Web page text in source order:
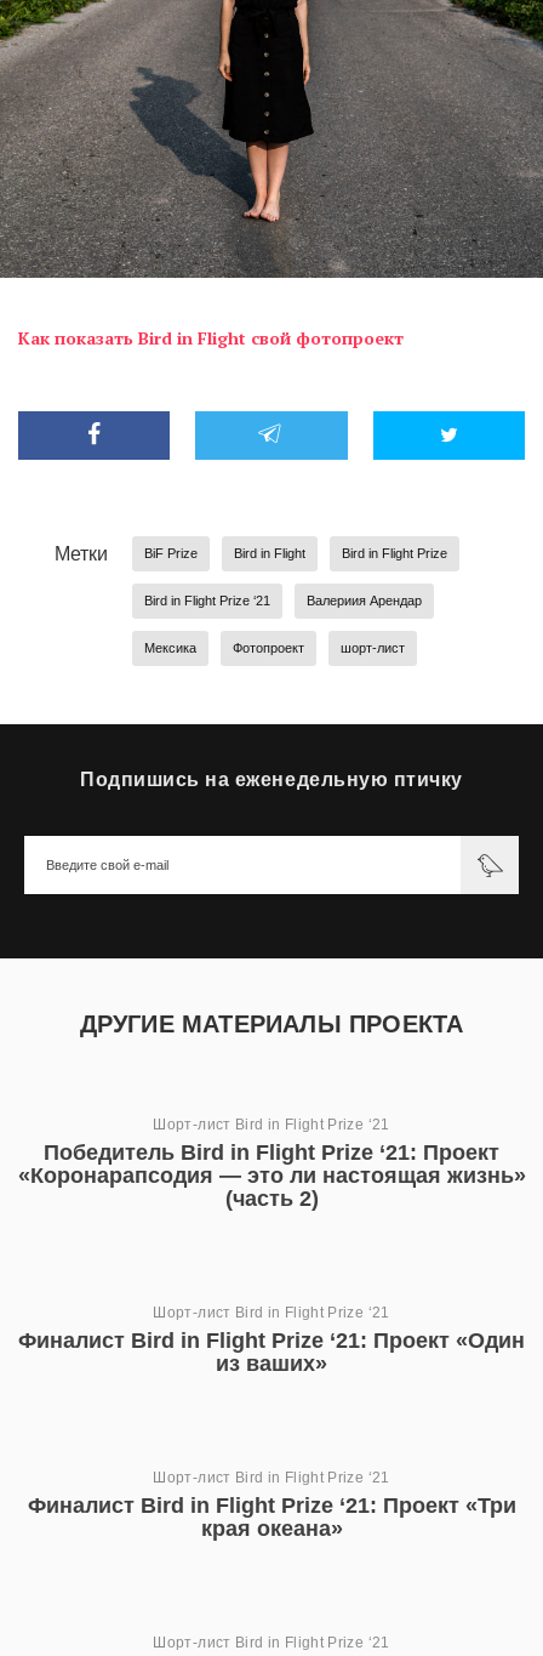
Как показать Bird in Flight свой фотопроект
Метки BiF Prize Bird in Flight Bird in Flight Prize
Bird in Flight Prize ‘21 Валериия Арендар
Мексика Фотопроект шорт-лист
Подпишись на еженедельную птичку
ДРУГИЕ МАТЕРИАЛЫ ПРОЕКТА
Шорт-лист Bird in Flight Prize ‘21
Победитель Bird in Flight Prize ‘21: Проект
«Коронарапсодия — это ли настоящая жизнь»
(часть 2)
Шорт-лист Bird in Flight Prize ‘21
Финалист Bird in Flight Prize ‘21: Проект «Один
из ваших»
Шорт-лист Bird in Flight Prize ‘21
Финалист Bird in Flight Prize ‘21: Проект «Три
края океана»
Шорт-лист Bird in Flight Prize ‘21